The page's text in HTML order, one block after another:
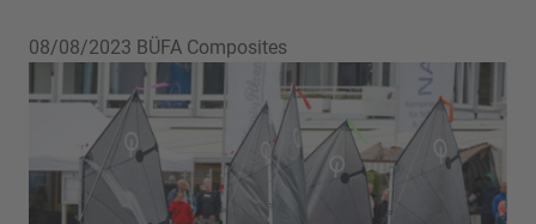
08/08/2023 BÜFA Composites